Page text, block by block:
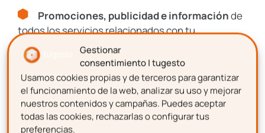
Gestionar
consentimiento | tugesto
Usamos cookies propias y de terceros para garantizar
el funcionamiento de la web, analizar su uso y mejorar
nuestros contenidos y campañas. Puedes aceptar
todas las cookies, rechazarlas o configurar tus
preferencias.
Protección
Datos
I+D+I
Recursos, guías y descuentos
Promociones, publicidad e informaciónde
todos los servicios relacionados con tu
emprendimiento.
Nombre